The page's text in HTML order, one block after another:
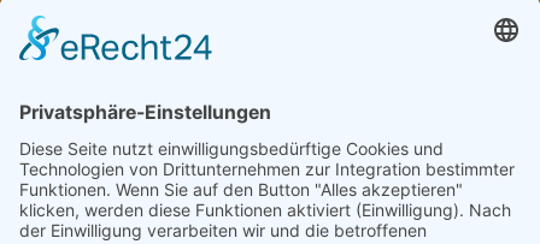
Inhaltsübersicht Leinenzieher hausgemacht!Frust
macht sich breitEs kommt schlimmerDie Lösung
Leinenzieher hausgemacht! Es war einmal ein
kleiner Welpen. Weil der Rückruf so zuverlässig